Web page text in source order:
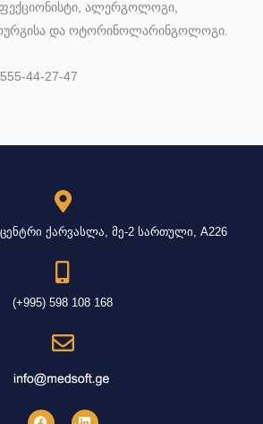
ალერგოლოგი,
და ოტორინოლარინგოლოგი.
44-27-47
ქარვასლა, მე-2 სართული, A226
(+995) 598 108 168
F
L